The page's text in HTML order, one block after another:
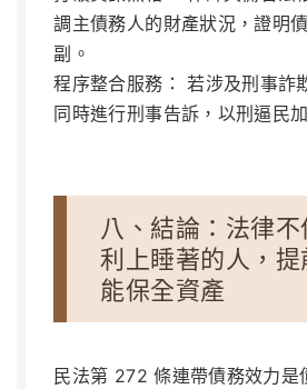
調主債務人的財產狀況，證明
副。
程序整合服務： 若涉及刑事詐
同時進行刑事告訴，以刑逼民
八、結論：法律不
利上睡著的人，提
能保全資產
民法第 272 條連帶債務效力是